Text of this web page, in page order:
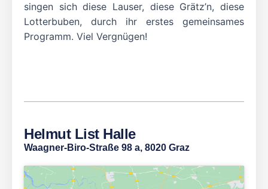
singen sich diese Lauser, diese Grätz’n, diese
Lotterbuben, durch ihr erstes gemeinsames
Programm. Viel Vergnügen!
Helmut List Halle
Waagner-Biro-Straße 98 a, 8020 Graz